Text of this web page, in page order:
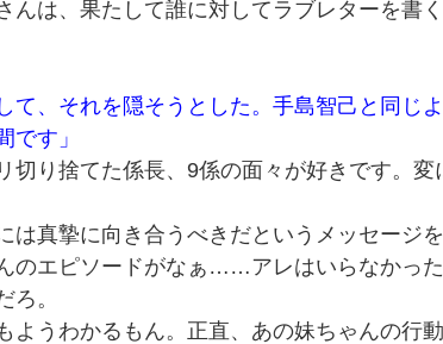
んは、果たして誰に対してラブレターを
て、それを隠そうとした。手島智己と同じ
です」
切り捨てた係長、9係の面々が好きです。
は真摯に向き合うべきだというメッセージ
のエピソードがなぁ……アレはいらなかっ
ろ。
ようわかるもん。正直、あの妹ちゃんの行